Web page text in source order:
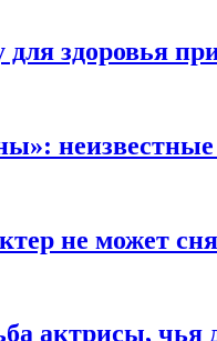
здоровья
неизвестные
не может
актрисы,